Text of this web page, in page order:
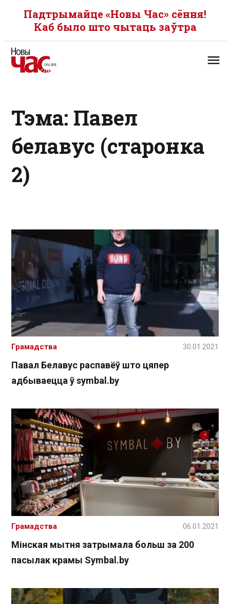
Падтрымайце «Новы Час» сёння!
Каб было што чытаць заўтра
Тэма: Павел
белавус (старонка
2)
Павал Белавус распавёў што цяпер
адбываецца ў symbal.by
Грамадства 30.01.2021
Мінская мытня затрымала больш за 200
пасылак крамы Symbal.by
Грамадства 06.01.2021